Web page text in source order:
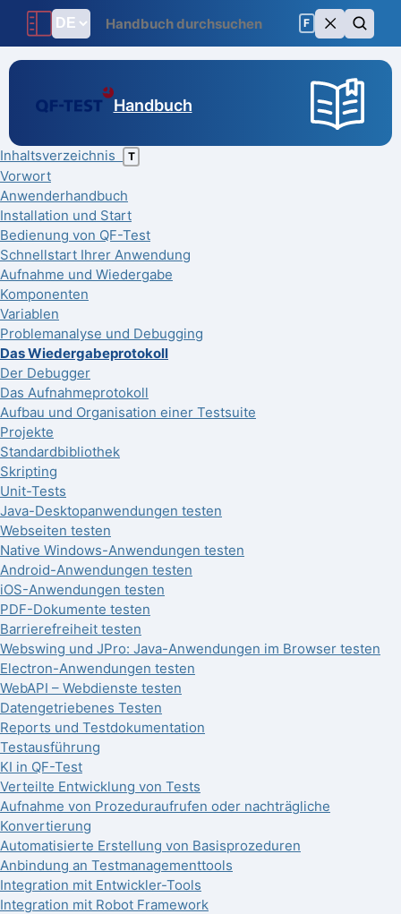
F
Handbuch
Inhaltsverzeichnis T
Vorwort
Anwenderhandbuch
Installation und Start
Bedienung von QF-Test
Schnellstart Ihrer Anwendung
Aufnahme und Wiedergabe
Komponenten
Variablen
Problemanalyse und Debugging
Das Wiedergabeprotokoll
Der Debugger
Das Aufnahmeprotokoll
Aufbau und Organisation einer Testsuite
Projekte
Standardbibliothek
Skripting
Unit-Tests
Java-Desktopanwendungen testen
Webseiten testen
Native Windows-Anwendungen testen
Android-Anwendungen testen
iOS-Anwendungen testen
PDF-Dokumente testen
Barrierefreiheit testen
Webswing und JPro: Java-Anwendungen im Browser testen
Electron-Anwendungen testen
WebAPI – Webdienste testen
Datengetriebenes Testen
Reports und Testdokumentation
Testausführung
KI in QF-Test
Verteilte Entwicklung von Tests
Aufnahme von Prozeduraufrufen oder nachträgliche
Konvertierung
Automatisierte Erstellung von Basisprozeduren
Anbindung an Testmanagementtools
Integration mit Entwickler-Tools
Integration mit Robot Framework